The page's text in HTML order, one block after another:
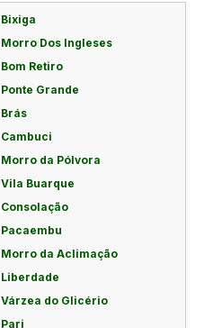
Bixiga
Morro Dos Ingleses
Bom Retiro
Ponte Grande
Brás
Cambuci
Morro da Pólvora
Vila Buarque
Consolação
Pacaembu
Morro da Aclimação
Liberdade
Várzea do Glicério
Pari